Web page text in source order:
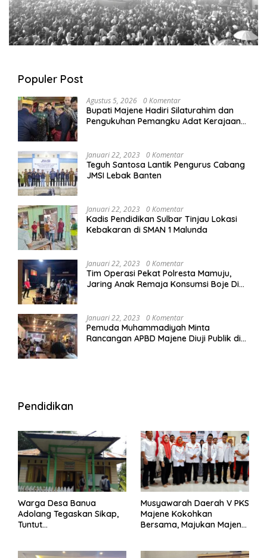
Populer Post
Agustus 5, 2026 0 Komentar
Bupati Majene Hadiri Silaturahim dan
Pengukuhan Pemangku Adat Kerajaan
Januari 22, 2023 0 Komentar
Teguh Santosa Lantik Pengurus Cabang
JMSI Lebak Banten
Januari 22, 2023 0 Komentar
Kadis Pendidikan Sulbar Tinjau Lokasi
Kebakaran di SMAN 1 Malunda
Januari 22, 2023 0 Komentar
Tim Operasi Pekat Polresta Mamuju,
Jaring Anak Remaja Konsumsi Boje Di
Januari 22, 2023 0 Komentar
Pemuda Muhammadiyah Minta
Rancangan APBD Majene Diuji Publik di
Pendidikan
Warga Desa Banua
Adolang Tegaskan Sikap,
Tuntut
Musyawarah Daerah V PKS
Majene Kokohkan
Bersama, Majukan Majene